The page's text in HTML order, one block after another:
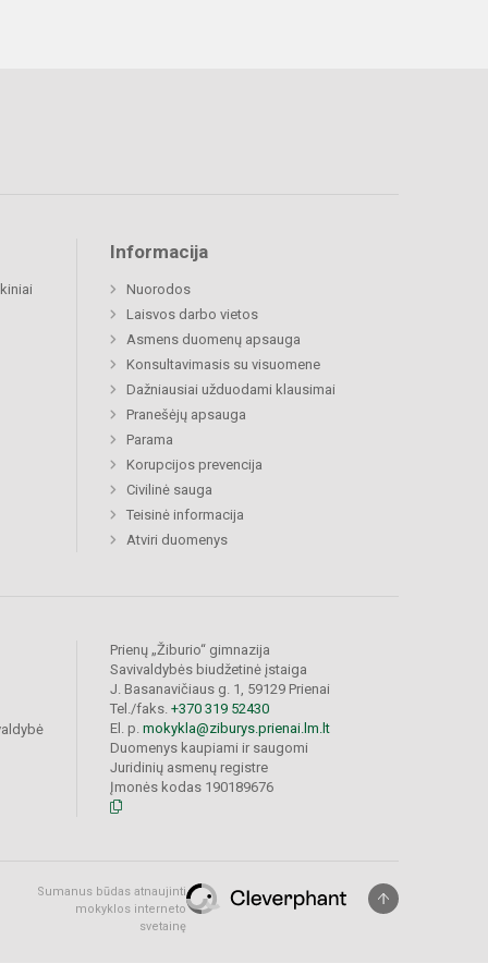
Informacija
Nuorodos
Laisvos darbo vietos
Asmens duomenų apsauga
Konsultavimasis su visuomene
Dažniausiai užduodami klausimai
Pranešėjų apsauga
Parama
Korupcijos prevencija
Civilinė sauga
Teisinė informacija
Atviri duomenys
Prienų „Žiburio“ gimnazija
Savivaldybės biudžetinė įstaiga
J. Basanavičiaus g. 1, 59129 Prienai
Tel./faks. +370 319 52430
El. p. mokykla@ziburys.prienai.lm.lt
Duomenys kaupiami ir saugomi
Juridinių asmenų registre
Įmonės kodas 190189676
Sumanus būdas atnaujinti
mokyklos interneto
svetainę